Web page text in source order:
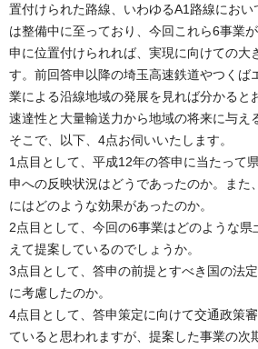
置付けられた路線、いわゆるA1路線におい
は整備中に至っており、今回これら6事業
申に位置付けられれば、実現に向けての大
す。前回答申以降の埼玉高速鉄道やつくば
業による沿線地域の発展を見れば分かると
速達性と大量輸送力から地域の将来に与え
そこで、以下、4点お伺いいたします。
1点目として、平成12年の答申に当たって
申への反映状況はどうであったのか。また
にはどのような効果があったのか。
2点目として、今回の6事業はどのような
えて提案しているのでしょうか。
3点目として、答申の前提とすべき国の法
に考慮したのか。
4点目として、答申策定に向けて交通政策
ていると思われますが、提案した事業の次